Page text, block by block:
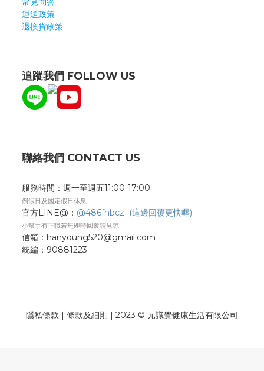
運送政策
退換貨政策
追蹤我們 FOLLOW US
聯絡我們 CONTACT US
服務時間：週一至週五11:00-17:00
例假日及國定假日休息
官方LINE@： @486fnbcz (這邊回覆更快喔)
小幫手有正職若無即時回覆請見諒
信箱：hanyoung520@gmail.com
統編： 90881223
隱私條款 | 條款及細則 | 2023 © 元識覺健康生活有限公司